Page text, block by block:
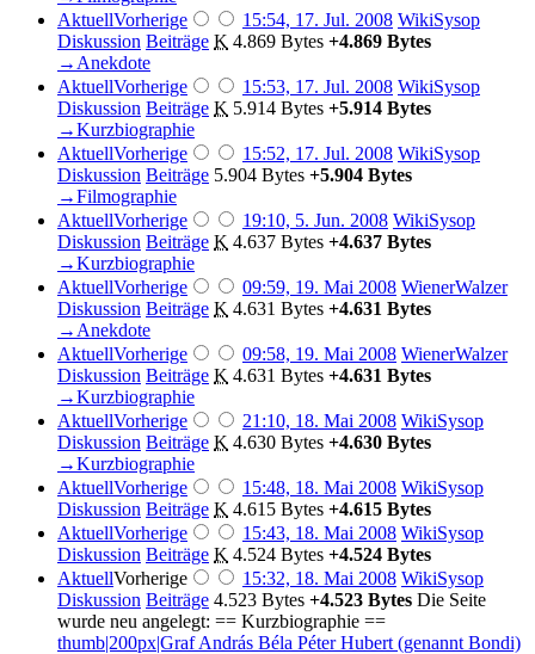
AktuellVorherige 15:54, 17. Jul. 2008 WikiSysop
Diskussion Beiträge K 4.869 Bytes +4.869 Bytes
→‎Anekdote
AktuellVorherige 15:53, 17. Jul. 2008 WikiSysop
Diskussion Beiträge K 5.914 Bytes +5.914 Bytes
→‎Kurzbiographie
AktuellVorherige 15:52, 17. Jul. 2008 WikiSysop
Diskussion Beiträge 5.904 Bytes +5.904 Bytes
→‎Filmographie
AktuellVorherige 19:10, 5. Jun. 2008 WikiSysop
Diskussion Beiträge K 4.637 Bytes +4.637 Bytes
→‎Kurzbiographie
AktuellVorherige 09:59, 19. Mai 2008 WienerWalzer
Diskussion Beiträge K 4.631 Bytes +4.631 Bytes
→‎Anekdote
AktuellVorherige 09:58, 19. Mai 2008 WienerWalzer
Diskussion Beiträge K 4.631 Bytes +4.631 Bytes
→‎Kurzbiographie
AktuellVorherige 21:10, 18. Mai 2008 WikiSysop
Diskussion Beiträge K 4.630 Bytes +4.630 Bytes
→‎Kurzbiographie
AktuellVorherige 15:48, 18. Mai 2008 WikiSysop
Diskussion Beiträge K 4.615 Bytes +4.615 Bytes
AktuellVorherige 15:43, 18. Mai 2008 WikiSysop
Diskussion Beiträge K 4.524 Bytes +4.524 Bytes
AktuellVorherige 15:32, 18. Mai 2008 WikiSysop
Diskussion Beiträge 4.523 Bytes +4.523 Bytes Die Seite
wurde neu angelegt: == Kurzbiographie ==
thumb|200px|Graf András Béla Péter Hubert (genannt Bondi)